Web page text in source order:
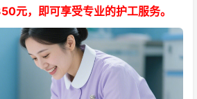
元，即可享受专业的护工服务。